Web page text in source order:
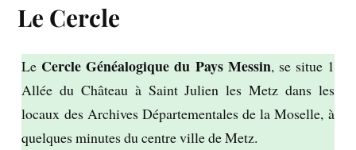
Le Cercle
Le Cercle Généalogique du Pays Messin, se situe 1
Allée du Château à Saint Julien les Metz dans les
locaux des Archives Départementales de la Moselle, à
quelques minutes du centre ville de Metz.